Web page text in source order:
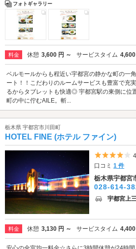
フォトギャラリー
料金 休憩 3,600 円 ～ サービスタイム 4,600
ベルモールからも程近い宇都宮の静かな町の一
ート！！こだわりのルームサービスも豊富で充
るからタブレットも快適◎ 宇都宮駅の東側に位
町の中に佇むAILE。斬...
栃木県 宇都宮市川田町
HOTEL FINE (ホテル ファイン)
口コミ1 件
栃木県宇都宮
028-614-
宇都宮上
料金 休憩 3,130 円 ～ サービスタイム 4,400